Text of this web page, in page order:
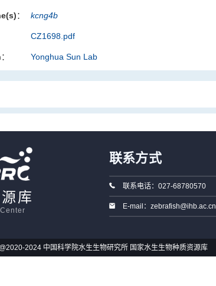
： kcng4b
CZ1698.pdf
Yonghua Sun Lab
库
联系方式
联系电话：027-68780570
E-mail：zebrafish@ihb.ac.cn
@2020-2024 中国科学院水生生物研究所 国家水生生物种质资源库